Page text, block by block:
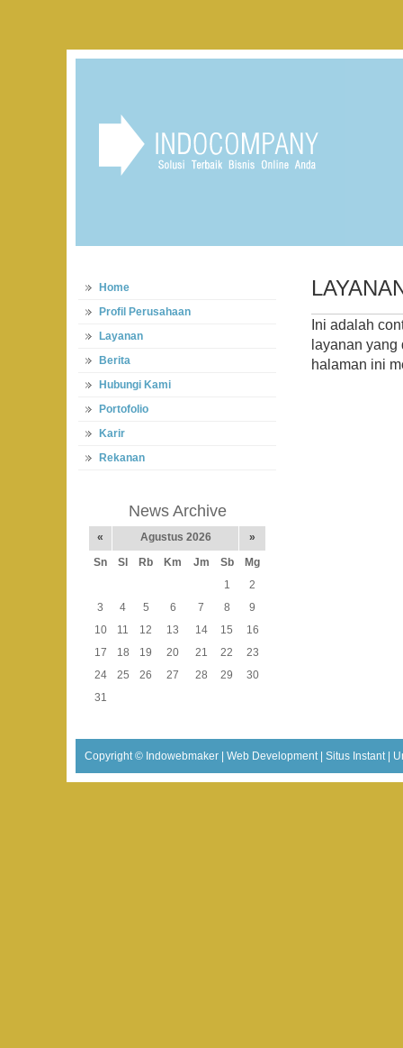
Home
Profil Perusahaan
Layanan
Berita
Hubungi Kami
Portofolio
Karir
Rekanan
News Archive
« Agustus 2026
»
Sn
Sl Rb Km Jm Sb
Mg
1
2
3
4 5 6 7 8
9
10
11 12 13 14 15
16
17
18 19 20 21 22
23
24
25 26 27 28 29
30
31
Ini adalah
layanan yang
halaman ini
Copyright © Indowebmaker | Web Development | Situs Instant |